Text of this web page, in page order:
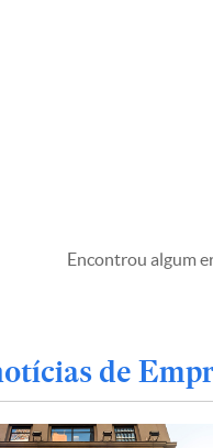
Encontrou algum
de